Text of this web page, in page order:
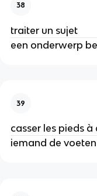
38
traiter un sujet
een onderwerp
39
casser les pieds à
iemand de